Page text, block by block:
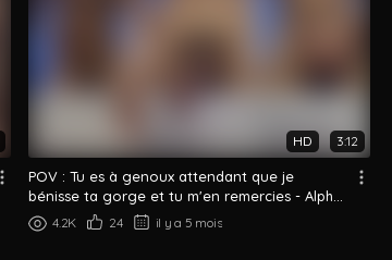
HD 3:12
POV : Tu es à genoux attendant que je
bénisse ta gorge et tu m'en remercies - Alph...
4.2K 24 il y a 5 mois